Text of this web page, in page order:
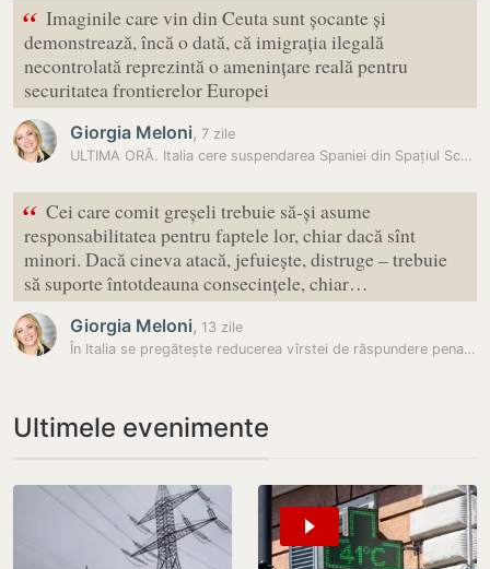
“ Imaginile care vin din Ceuta sunt șocante și
demonstrează, încă o dată, că imigrația ilegală
necontrolată reprezintă o amenințare reală pentru
securitatea frontierelor Europei
Giorgia Meloni, 7 zile
ULTIMA ORĂ. Italia cere suspendarea Spaniei din Spațiul Schengen, pe…
“ Cei care comit greșeli trebuie să-și asume
responsabilitatea pentru faptele lor, chiar dacă sînt
minori. Dacă cineva atacă, jefuiește, distruge – trebuie
să suporte întotdeauna consecințele, chiar…
Giorgia Meloni, 13 zile
În Italia se pregătește reducerea vîrstei de răspundere penală la 14…
Ultimele evenimente